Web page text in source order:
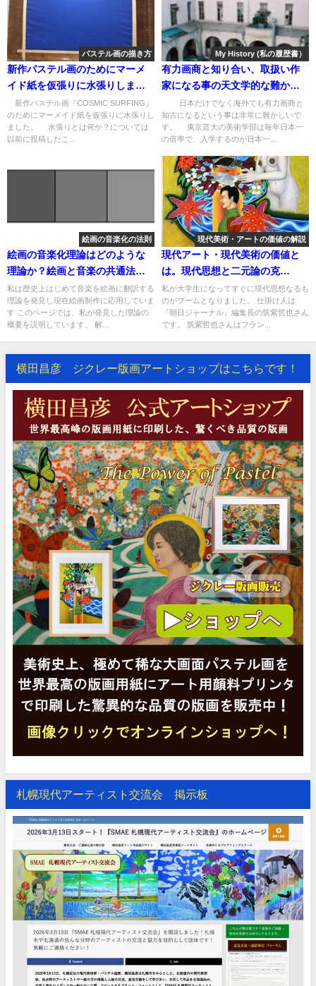
パステル画の描き方
新作パステル画のためにマーメ
イド紙を仮張りに水張りしまし
た。
新作パステル画『COSMIC SURFING』
のためにマーメイド紙を仮張りに水張りし
ました。 水張りとは何か？については
以前に投稿したこ...
My History (私の履歴書）
有力画商と知り合い、取扱い作
家になる事の天文学的な難かし
さ。【My History No6】
日本だけでなく海外でも有力画商と
知古になるという事は非常に難かしいで
す。 東京芸大の美術学部は毎年日本一
の倍率で、入学するのが日本一...
絵画の音楽化の法則
絵画の音楽化理論はどのような
理論か？絵画と音楽の共通法則
を解説！
私は歴史上はじめて音楽を絵画に翻訳する
理論を発見し現在絵画制作に応用していま
す このページでは、私が発見した理論の
概要を説明しています。 解...
現代美術・アートの価値の解説
現代アート・現代美術の価値と
は。現代思想と二元論の克
服。 東洋の陰陽論について。
私が大学生になってすぐに現代思想なるも
のがブームとなりました。 仕掛け人は
『朝日ジャーナル』編集長の筑紫哲也さん
です。 筑紫哲也さんはフラン...
横田昌彦 ジクレー版画アートショップはこちらです！
札幌現代アーティスト交流会 掲示板